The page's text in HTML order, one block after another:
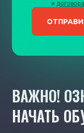
и
ВАЖНО!
НАЧАТЬ